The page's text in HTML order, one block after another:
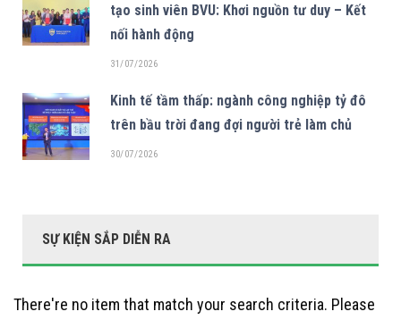
tạo sinh viên BVU: Khơi nguồn tư duy – Kết
nối hành động
31/07/2026
Kinh tế tầm thấp: ngành công nghiệp tỷ đô
trên bầu trời đang đợi người trẻ làm chủ
30/07/2026
SỰ KIỆN SẮP DIỄN RA
There're no item that match your search criteria. Please